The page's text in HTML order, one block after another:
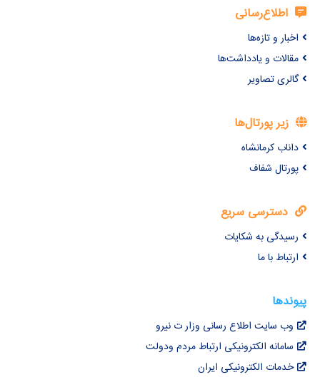
اطلاع‌رسانی
اخبار و تازه‌ها
مقالات و یادداشت‌ها
گالری تصاویر
زیر پورتال‌ها
داناب کرمانشاه
پورتال شفاف
دسترسی سریع
رسیدگی به شکایات
ارتباط با ما
پیوندها
وب سایت اطلاع رسانی وزار ت نیرو
سامانه الکترونیکی ارتباط مردم ودولت
خدمات الکترونیکی ایران